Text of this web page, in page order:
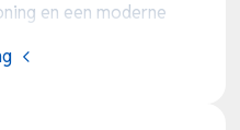
en een moderne
ideaal voor